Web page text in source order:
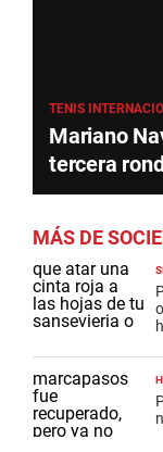
TENIS
Mariano
tercera
MÁS DE